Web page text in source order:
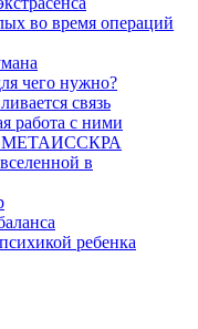
во время операций
чего нужно?
связь
работа с ними
МЕТАИССКРА
в
ребенка